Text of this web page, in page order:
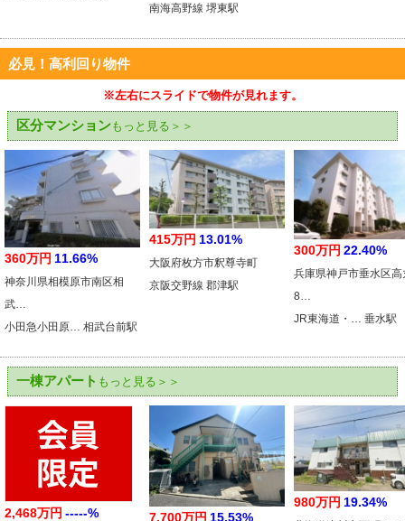
南海高野線 堺東駅
必見！高利回り物件
※左右にスライドで物件が見れます。
区分マンションもっと見る＞＞
360万円 11.66%
神奈川県相模原市南区相
武…
小田急小田原… 相武台前駅
415万円 13.01%
大阪府枚方市釈尊寺町
京阪交野線 郡津駅
300万円 22.40%
兵庫県神戸市垂水区高
8…
JR東海道・… 垂水駅
一棟アパート もっと見る＞＞
2,468万円 -----% 7,700万円 15.53%
980万円 19.34%